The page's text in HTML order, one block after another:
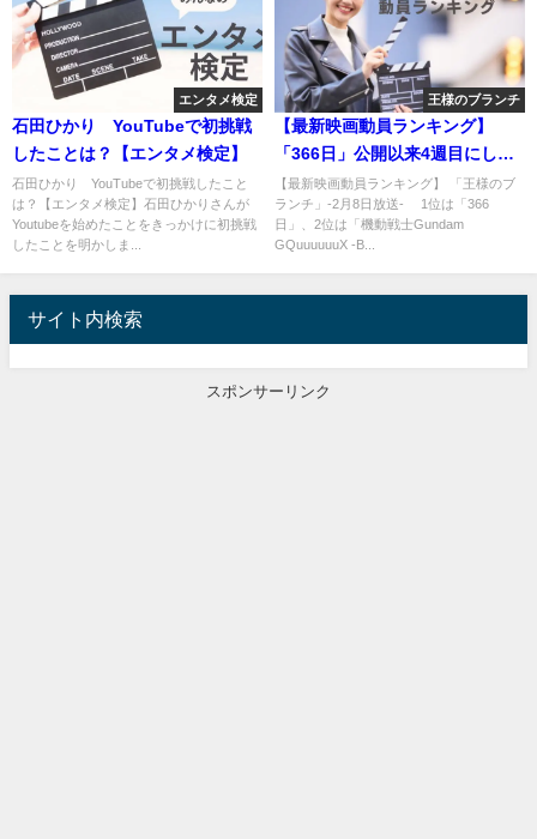
エンタメ検定
石田ひかり YouTubeで初挑戦
したことは？【エンタメ検定】
石田ひかり YouTubeで初挑戦したこと
は？【エンタメ検定】石田ひかりさんが
Youtubeを始めたことをきっかけに初挑戦
したことを明かしま...
王様のブランチ
【最新映画動員ランキング】
「366日」公開以来4週目にして1
位を獲得!
【最新映画動員ランキング】 「王様のブ
ランチ」-2月8日放送- 1位は「366
日」、2位は「機動戦士Gundam
GQuuuuuuX -B...
サイト内検索
スポンサーリンク